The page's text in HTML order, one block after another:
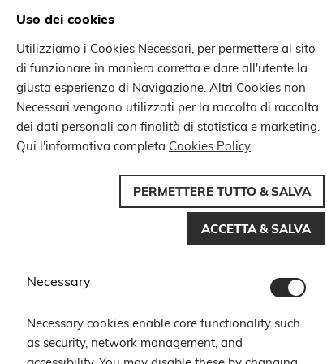
Gli ordini effettuati
Search
Uso dei cookies
Utilizziamo i Cookies Necessari, per permettere al sito
di funzionare in maniera corretta e dare all'utente la
giusta esperienza di Navigazione. Altri Cookies non
Necessari vengono utilizzati per la raccolta di raccolta
dei dati personali con finalità di statistica e marketing.
Qui l'informativa completa Cookies Policy
PERMETTERE TUTTO & SALVA
ACCETTA & SALVA
Necessary
Necessary cookies enable core functionality such
as security, network management, and